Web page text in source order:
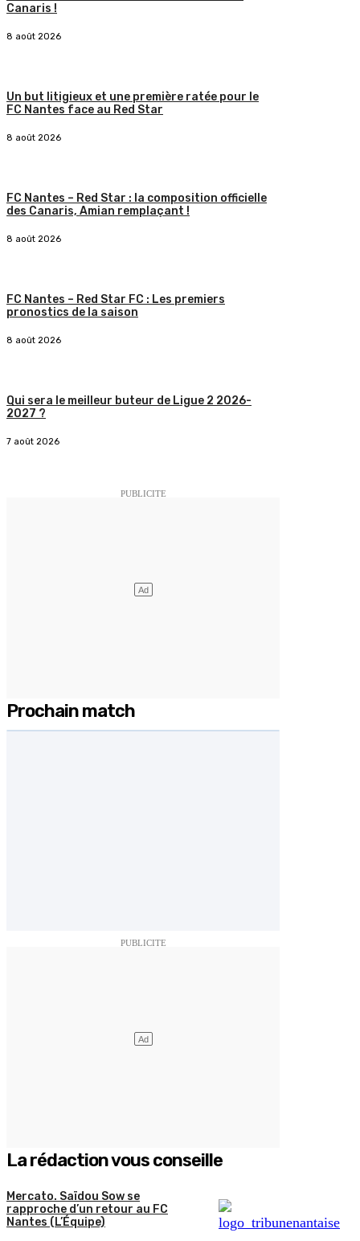
Canaris !
8 août 2026
Un but litigieux et une première ratée pour le
FC Nantes face au Red Star
8 août 2026
FC Nantes – Red Star : la composition officielle
des Canaris, Amian remplaçant !
8 août 2026
FC Nantes – Red Star FC : Les premiers
pronostics de la saison
8 août 2026
Qui sera le meilleur buteur de Ligue 2 2026-
2027 ?
7 août 2026
Prochain match
La rédaction vous conseille
Mercato. Saïdou Sow se
rapproche d’un retour au FC
Nantes (L’Équipe)